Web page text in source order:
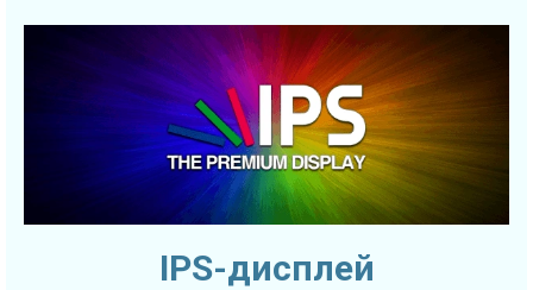
IPS-дисплей